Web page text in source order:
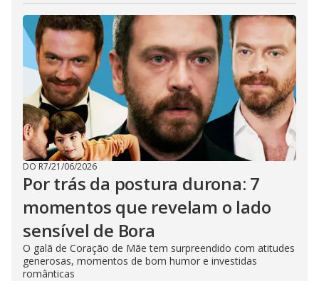
DO R7/21/06/2026
Por trás da postura durona: 7
momentos que revelam o lado
sensível de Bora
O galã de Coração de Mãe tem surpreendido com atitudes
generosas, momentos de bom humor e investidas
românticas